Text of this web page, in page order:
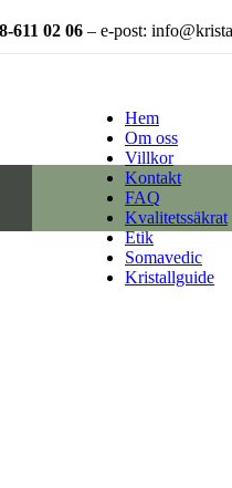
611 02 06 – e-post:
Hem
Om oss
Villkor
Kontakt
FAQ
Kvalitetssäkrat
Etik
Somavedic
Kristallguide